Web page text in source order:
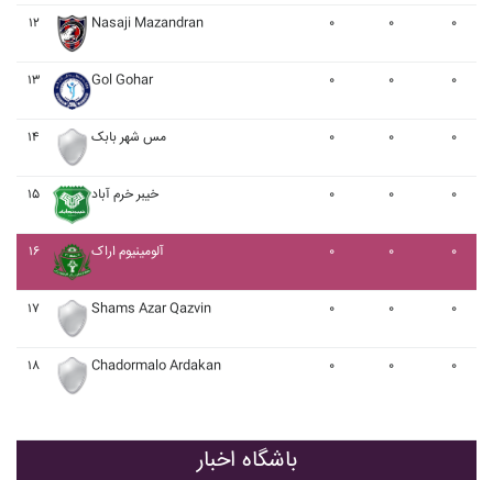
۱۲ Nasaji Mazandran ۰ ۰ ۰
۱۳ Gol Gohar ۰ ۰ ۰
۱۴ مس شهر بابک ۰ ۰ ۰
۱۵ خيبر خرم آباد ۰ ۰ ۰
۱۶ آلومينيوم اراک ۰ ۰ ۰
۱۷ Shams Azar Qazvin ۰ ۰ ۰
۱۸ Chadormalo Ardakan ۰ ۰ ۰
باشگاه اخبار